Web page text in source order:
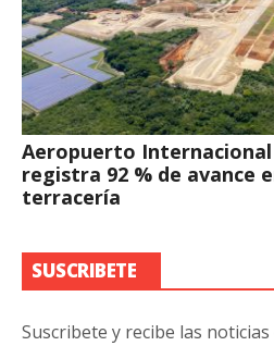
Aeropuerto Internacional
registra 92 % de avance
terracería
SUSCRIBETE
Suscribete y recibe las